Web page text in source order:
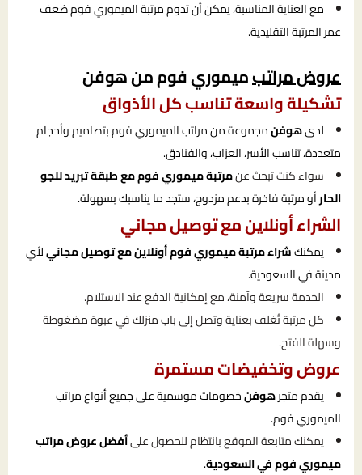
مع العناية المناسبة، يمكن أن تدوم مرتبة الميموري فوم ضعف
عمر المرتبة التقليدية.
عروض مراتبميموري فوم من هوفن
تشكيلة واسعة تناسب كل الأذواق
لدىهوفنمجموعة من مراتب الميموري فوم بتصاميم وأحجام
متعددة، تناسب الأسر، العزاب، والفنادق.
سواء كنت تبحث عنمرتبة ميموري فوم مع طبقة تبريد للجو
الحارأو مرتبة فاخرة بدعم مزدوج، ستجد ما يناسبك بسهولة.
الشراء أونلاين مع توصيل مجاني
يمكنكشراء مرتبة ميموري فوم أونلاين مع توصيل مجانيلأي
مدينة في السعودية.
الخدمة سريعة وآمنة، مع إمكانية الدفع عند الاستلام.
كل مرتبة تُغلف بعناية وتصل إلى باب منزلك في عبوة مضغوطة
وسهلة الفتح.
عروض وتخفيضات مستمرة
يقدم متجرهوفنخصومات موسمية على جميع أنواع مراتب
الميموري فوم.
يمكنك متابعة الموقع بانتظام للحصول علىأفضل عروض مراتب
ميموري فوم في السعودية.